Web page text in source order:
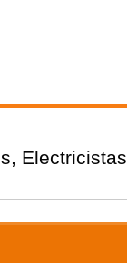
Electricistas